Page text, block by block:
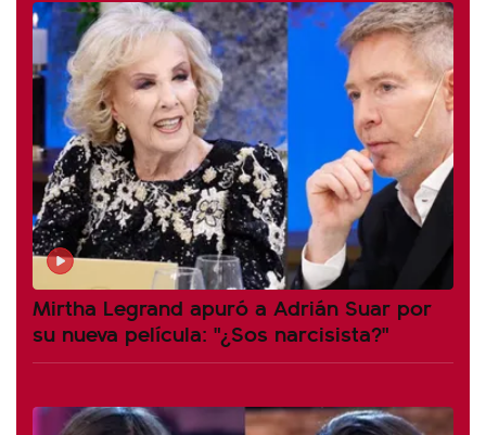
Mirtha Legrand apuró a Adrián Suar por
su nueva película: "¿Sos narcisista?"